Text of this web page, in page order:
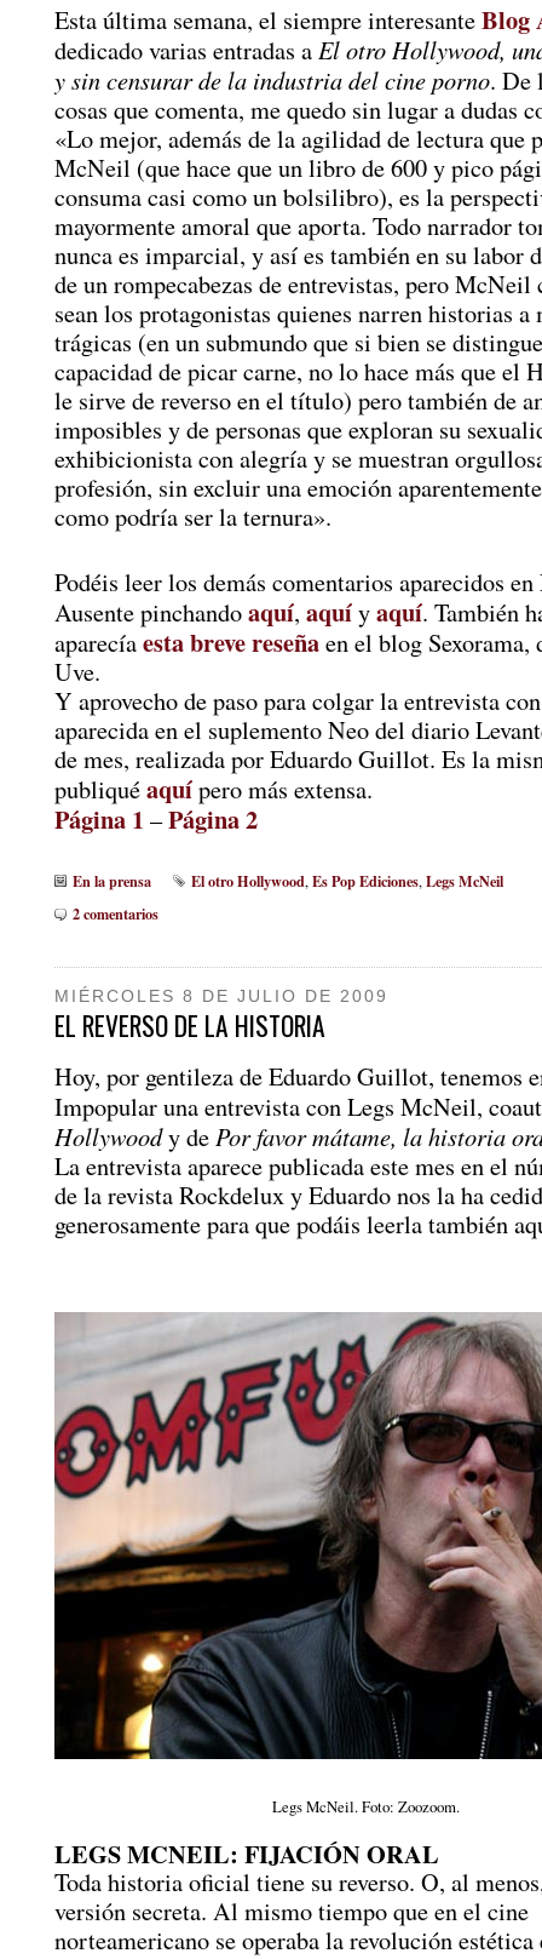
Esta última semana, el siempre interesanteBlog
dedicado varias entradas a El otro Hollywood,
y sin censurar de la industria del cine porno. De
cosas que comenta, me quedo sin lugar a dudas
«Lo mejor, además de la agilidad de lectura que
McNeil (que hace que un libro de 600 y pico
consuma casi como un bolsilibro), es la
mayormente amoral que aporta. Todo narrador
nunca es imparcial, y así es también en su labor
de un rompecabezas de entrevistas, pero McNeil
sean los protagonistas quienes narren historias a
trágicas (en un submundo que si bien se
capacidad de picar carne, no lo hace más que el
le sirve de reverso en el título) pero también de
imposibles y de personas que exploran su
exhibicionista con alegría y se muestran
profesión, sin excluir una emoción
como podría ser la ternura».
Podéis leer los demás comentarios aparecidos
Ausente pinchandoaquí, aquíyaquí. También
aparecíaesta breve reseñaen el blog Sexorama,
Uve.
Y aprovecho de paso para colgar la entrevista
aparecida en el suplemento Neo del diario
de mes, realizada por Eduardo Guillot. Es la
publiquéaquípero más extensa.
Página 1 –Página 2
En la prensa El otro Hollywood, Es Pop Ediciones, Legs McNeil
2 comentarios
MIÉRCOLES 8 DE JULIO DE 2009
EL REVERSO DE LA HISTORIA
Hoy, por gentileza de Eduardo Guillot, tenemos
Impopular una entrevista con Legs McNeil,
Hollywoody de Por favor mátame, la historia
La entrevista aparece publicada este mes en el
de la revista Rockdelux y Eduardo nos la ha
generosamente para que podáis leerla también
Legs McNeil. Foto: Zoozoom.
LEGS MCNEIL: FIJACIÓN ORAL
Toda historia oficial tiene su reverso. O, al
versión secreta. Al mismo tiempo que en el cine
norteamericano se operaba la revolución